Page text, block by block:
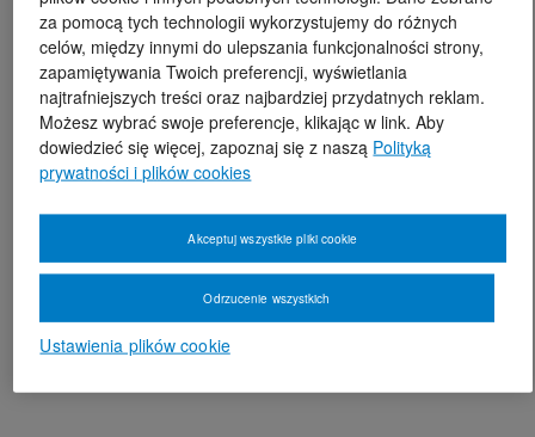
za pomocą tych technologii wykorzystujemy do różnych
celów, między innymi do ulepszania funkcjonalności strony,
zapamiętywania Twoich preferencji, wyświetlania
najtrafniejszych treści oraz najbardziej przydatnych reklam.
Możesz wybrać swoje preferencje, klikając w link. Aby
dowiedzieć się więcej, zapoznaj się z naszą Polityką
prywatności i plików cookies
Ustawienia plików cookie
Odrzucenie wszystkich
Akceptuj wszystkie pliki cookie